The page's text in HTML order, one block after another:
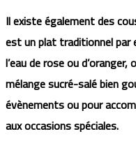
Il existe également des
est un plat traditionnel par
l’eau de rose ou
mélange sucré-salé bien
évènements ou pour
aux occasions spéciales.